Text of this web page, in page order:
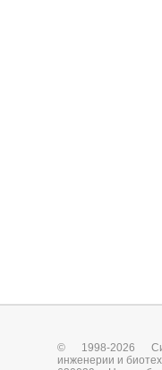
© 1998-2026
инженерии и